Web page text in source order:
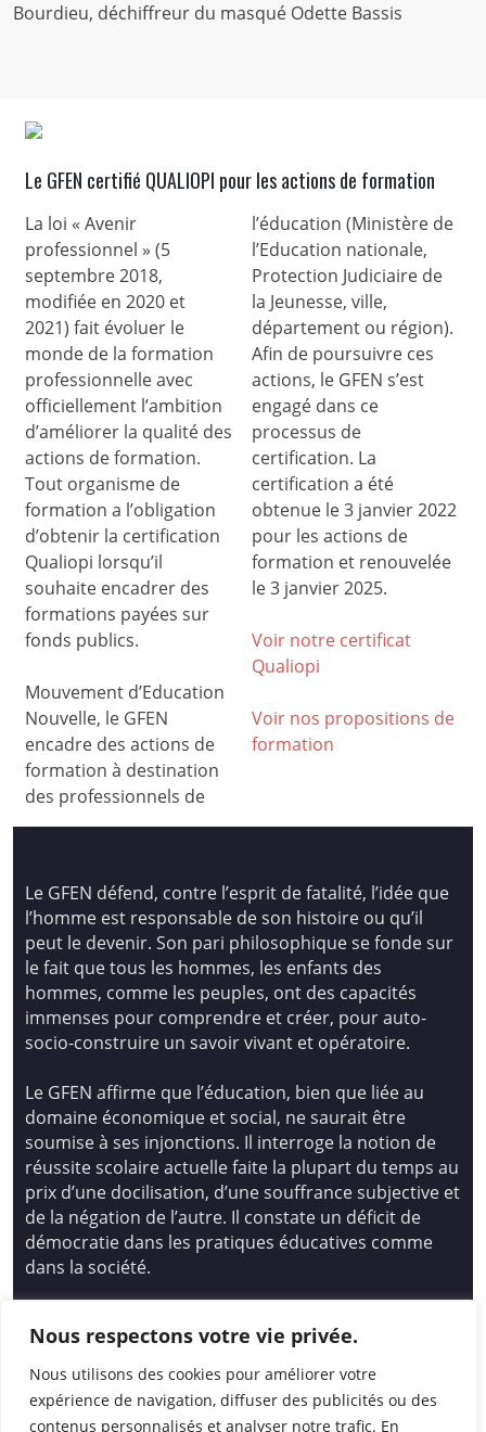
Nous respectons votre vie privée.
Nous utilisons des cookies pour améliorer votre
expérience de navigation, diffuser des publicités ou des
contenus personnalisés et analyser notre trafic. En
Bourdieu, déchiffreur du masqué Odette Bassis
Le GFEN certifié QUALIOPI pour les actions de formation
La loi « Avenir
professionnel » (5
septembre 2018,
modifiée en 2020 et
2021) fait évoluer le
monde de la formation
professionnelle avec
officiellement l’ambition
d’améliorer la qualité des
actions de formation.
Tout organisme de
formation a l’obligation
d’obtenir la certification
Qualiopi lorsqu’il
souhaite encadrer des
formations payées sur
fonds publics.
Mouvement d’Education
Nouvelle, le GFEN
encadre des actions de
formation à destination
des professionnels de
l’éducation (Ministère de
l’Education nationale,
Protection Judiciaire de
la Jeunesse, ville,
département ou région).
Afin de poursuivre ces
actions, le GFEN s’est
engagé dans ce
processus de
certification. La
certification a été
obtenue le 3 janvier 2022
pour les actions de
formation et renouvelée
le 3 janvier 2025.
Voir notre certificat
Qualiopi
Voir nos propositions de
formation
Le GFEN défend, contre l’esprit de fatalité, l’idée que
l’homme est responsable de son histoire ou qu’il
peut le devenir. Son pari philosophique se fonde sur
le fait que tous les hommes, les enfants des
hommes, comme les peuples, ont des capacités
immenses pour comprendre et créer, pour auto-
socio-construire un savoir vivant et opératoire.
Le GFEN affirme que l’éducation, bien que liée au
domaine économique et social, ne saurait être
soumise à ses injonctions. Il interroge la notion de
réussite scolaire actuelle faite la plupart du temps au
prix d’une docilisation, d’une souffrance subjective et
de la négation de l’autre. Il constate un déficit de
démocratie dans les pratiques éducatives comme
dans la société.
Nouvelle
14 avenue Spinoza 94200 Ivry Sur Seine
01 46 72 53 17 – gfen@gfen.asso.fr